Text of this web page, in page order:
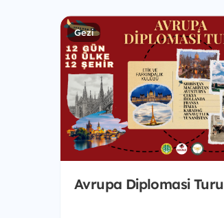
Gezi
Avrupa Diplomasi Turu